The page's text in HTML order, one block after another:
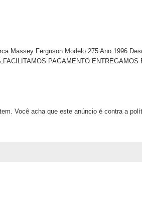
Massey Ferguson Modelo 275 Ano 1996
PAGAMENTO
Você acha que este anúncio é contra a